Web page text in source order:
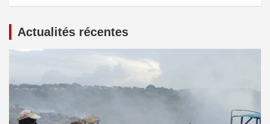
Actualités récentes